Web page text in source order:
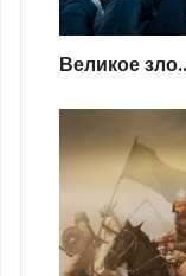
Великое